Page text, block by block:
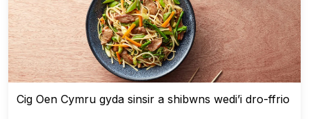
Cig Oen Cymru gyda sinsir a shibwns wedi’i dro-ffrio